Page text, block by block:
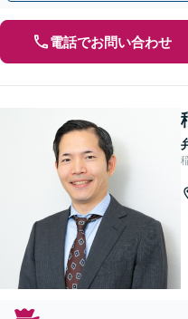
電話でお問い合わせ